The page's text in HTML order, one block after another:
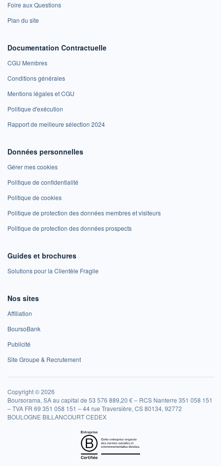
Foire aux Questions
Plan du site
Documentation Contractuelle
CGU Membres
Conditions générales
Mentions légales et CGU
Politique d'exécution
Rapport de meilleure sélection 2024
Données personnelles
Gérer mes cookies
Politique de confidentialité
Politique de cookies
Politique de protection des données membres et visiteurs
Politique de protection des données prospects
Guides et brochures
Solutions pour la Clientèle Fragile
Nos sites
Affiliation
BoursoBank
Publicité
Site Groupe & Recrutement
Copyright © 2026
Boursorama, SA au capital de 53 576 889,20 € – RCS Nanterre 351 058 151
– TVA FR 69 351 058 151 – 44 rue Traversière, CS 80134, 92772
BOULOGNE BILLANCOURT CEDEX